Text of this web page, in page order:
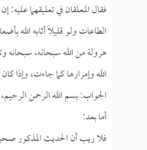
فقال المعلقان في تعليقهما
الطاعات ولو قليلاً أثابه الله
هرولة من الله سبحانه، سبحانه
الله وإمرارها كما جاءت، وإذا
الجواب: بسم الله الرحمن
أما بعد:
فلا ريب أن الحديث المذكور